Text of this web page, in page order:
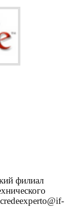
филиал
credeexperto@if-